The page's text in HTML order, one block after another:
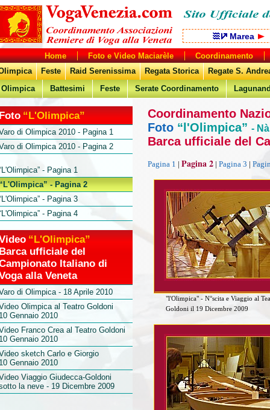
Coordinamento
Foto “l'Olimpica” -
Barca ufficiale del
Pagina 1 | Pagina 2 | Pagina 3 |
"l'Olimpica" - N°scita e Viaggio al
Goldoni il 19 Dicembre 2009
Marea
Home Foto e Video Maciarèle
Coordinamento
Feste Raid Serenissima Regata Storica
Regate S.
Olimpica
Battesimi Feste Serate Coordinamento
“L'Olimpica”
di Olimpica 2010 - Pagina 1
di Olimpica 2010 - Pagina 2
- Pagina 1
- Pagina 2
- Pagina 3
- Pagina 4
“L'Olimpica”
ufficiale del
Italiano di
alla Veneta
di Olimpica - 18 Aprile 2010
Olimpica al Teatro Goldoni
Gennaio 2010
Franco Crea al Teatro Goldoni
Gennaio 2010
sketch Carlo e Giorgio
Gennaio 2010
Viaggio Giudecca-Goldoni
la neve - 19 Dicembre 2009